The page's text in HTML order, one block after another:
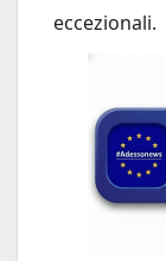
eccezionali.